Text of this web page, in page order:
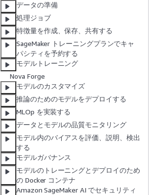
データの準備
処理ジョブ
特徴量を作成、保存、共有する
SageMaker トレーニングプランでキャ
パシティを予約する
モデルトレーニング
Nova Forge
モデルのカスタマイズ
推論のためのモデルをデプロイする
MLOp を実装する
データとモデルの品質モニタリング
モデル内のバイアスを評価、説明、検出
する
モデルガバナンス
モデルのトレーニングとデプロイのため
の Docker コンテナ
Amazon SageMaker AI でセキュリティ